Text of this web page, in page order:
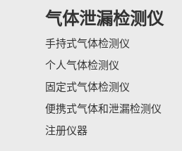
气体泄漏检测仪
手持式气体检测仪
个人气体检测仪
固定式气体检测仪
便携式气体和泄漏检测仪
注册仪器